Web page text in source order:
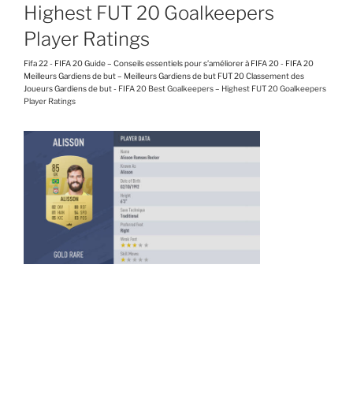
Highest FUT 20 Goalkeepers
Player Ratings
Fifa 22- FIFA 20 Guide – Conseils essentiels pour s’améliorer à FIFA 20- FIFA 20
Meilleurs Gardiens de but – Meilleurs Gardiens de but FUT 20 Classement des
Joueurs Gardiens de but- FIFA 20 Best Goalkeepers – Highest FUT 20 Goalkeepers
Player Ratings